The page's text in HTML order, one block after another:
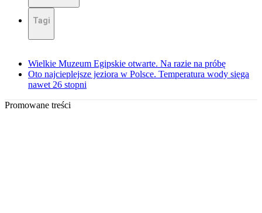
Tagi
Wielkie Muzeum Egipskie otwarte. Na razie na próbę
Oto najcieplejsze jeziora w Polsce. Temperatura wody sięga
nawet 26 stopni
Promowane treści